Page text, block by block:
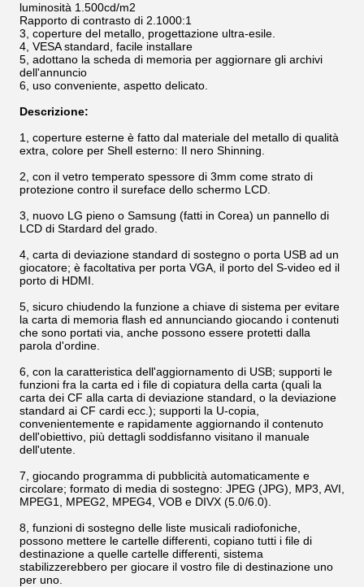
luminosità 1.500cd/m2
Rapporto di contrasto di 2.1000:1
3, coperture del metallo, progettazione ultra-esile.
4, VESA standard, facile installare
5, adottano la scheda di memoria per aggiornare gli archivi
dell'annuncio
6, uso conveniente, aspetto delicato.
Descrizione:
1, coperture esterne è fatto dal materiale del metallo di qualità
extra, colore per Shell esterno: Il nero Shinning.
2, con il vetro temperato spessore di 3mm come strato di
protezione contro il sureface dello schermo LCD.
3, nuovo LG pieno o Samsung (fatti in Corea) un pannello di
LCD di Stardard del grado.
4, carta di deviazione standard di sostegno o porta USB ad un
giocatore; è facoltativa per porta VGA, il porto del S-video ed il
porto di HDMI.
5, sicuro chiudendo la funzione a chiave di sistema per evitare
la carta di memoria flash ed annunciando giocando i contenuti
che sono portati via, anche possono essere protetti dalla
parola d'ordine.
6, con la caratteristica dell'aggiornamento di USB; supporti le
funzioni fra la carta ed i file di copiatura della carta (quali la
carta dei CF alla carta di deviazione standard, o la deviazione
standard ai CF cardi ecc.); supporti la U-copia,
convenientemente e rapidamente aggiornando il contenuto
dell'obiettivo, più dettagli soddisfanno visitano il manuale
dell'utente.
7, giocando programma di pubblicità automaticamente e
circolare; formato di media di sostegno: JPEG (JPG), MP3, AVI,
MPEG1, MPEG2, MPEG4, VOB e DIVX (5.0/6.0).
8, funzioni di sostegno delle liste musicali radiofoniche,
possono mettere le cartelle differenti, copiano tutti i file di
destinazione a quelle cartelle differenti, sistema
stabilizzerebbero per giocare il vostro file di destinazione uno
per uno.